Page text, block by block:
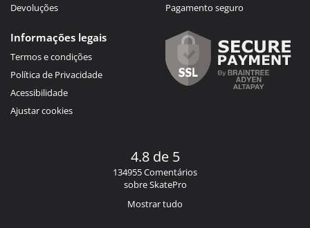
Devoluções
Pagamento seguro
Informações legais
Termos e condições
Política de Privacidade
Acessibilidade
Ajustar cookies
4.8 de 5
134955 Comentários
sobre SkatePro
Mostrar tudo